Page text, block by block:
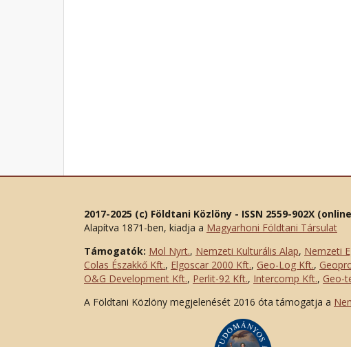
2017-2025 (c) Földtani Közlöny - ISSN 2559-902X
Alapítva 1871-ben, kiadja a Magyarhoni Földtani Társulat
Támogatók: Mol Nyrt., Nemzeti Kulturális Alap, Nemzeti
Colas Északkő Kft., Elgoscar 2000 Kft., Geo-Log Kft.,
O&G Development Kft., Perlit-92 Kft., Intercomp Kft., Geo-
A Földtani Közlöny megjelenését 2016 óta támogatja a